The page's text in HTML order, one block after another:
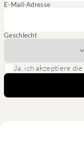
E-Mail-Adresse
Geschlecht
Ja, ich akzeptiere die